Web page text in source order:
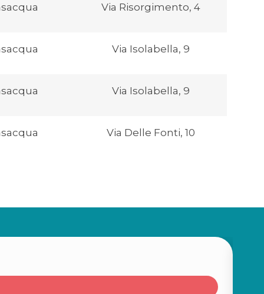
Via Risorgimento, 4
Via Isolabella, 9
Via Isolabella, 9
Via Delle Fonti, 10